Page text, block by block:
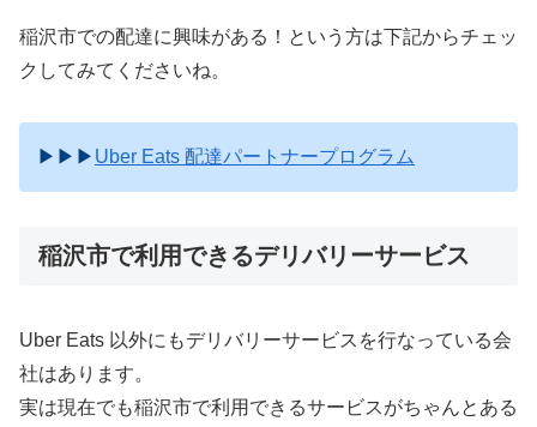
稲沢市での配達に興味がある！という方は下記からチェッ
クしてみてくださいね。
▶︎▶︎▶︎ Uber Eats 配達パートナープログラム
稲沢市で利用できるデリバリーサービス
Uber Eats 以外にもデリバリーサービスを行なっている会
社はあります。
実は現在でも稲沢市で利用できるサービスがちゃんとある